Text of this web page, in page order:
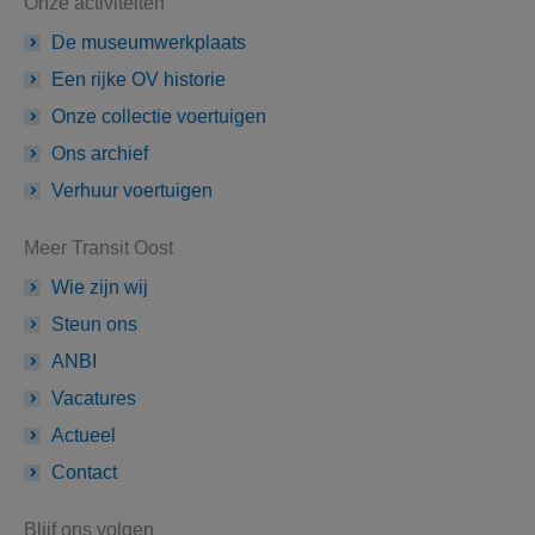
De museumwerkplaats
Een rijke OV historie
Onze collectie voertuigen
Ons archief
Verhuur voertuigen
Meer Transit Oost
Wie zijn wij
Steun ons
ANBI
Vacatures
Actueel
Contact
Blijf ons volgen